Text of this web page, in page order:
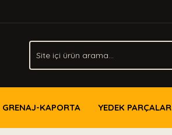
GRENAJ-KAPORTA YEDEK PARÇALAR